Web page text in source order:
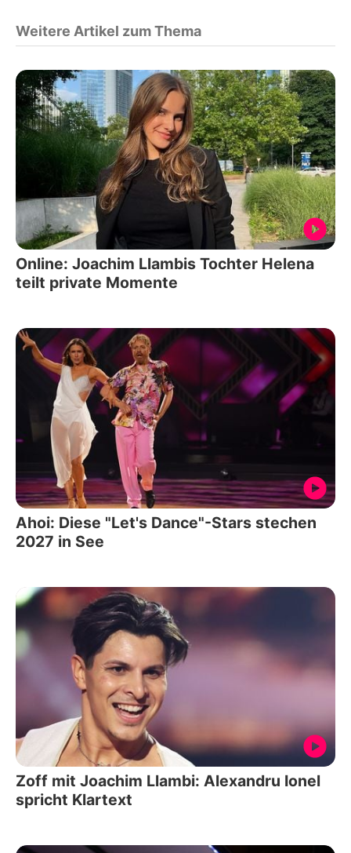
Weitere Artikel zum Thema
Online: Joachim Llambis Tochter Helena
teilt private Momente
Ahoi: Diese "Let's Dance"-Stars stechen
2027 in See
Zoff mit Joachim Llambi: Alexandru Ionel
spricht Klartext